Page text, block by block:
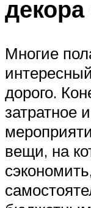
Многие
дорого.
затратное
вещи, на